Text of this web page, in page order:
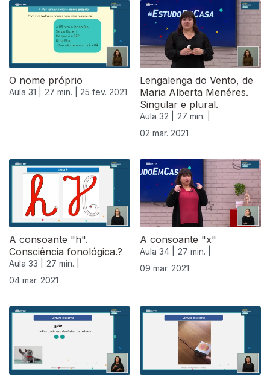
O nome próprio
Aula 31 | 27 min. | 25 fev. 2021
Lengalenga do Vento, de
Maria Alberta Menéres.
Singular e plural.
Aula 32 |
27 min. |
02 mar. 2021
A consoante "h".
Consciência fonológica.?
Aula 33 |
27 min. |
04 mar. 2021
A consoante "x"
Aula 34 |
27 min. |
09 mar. 2021
530832